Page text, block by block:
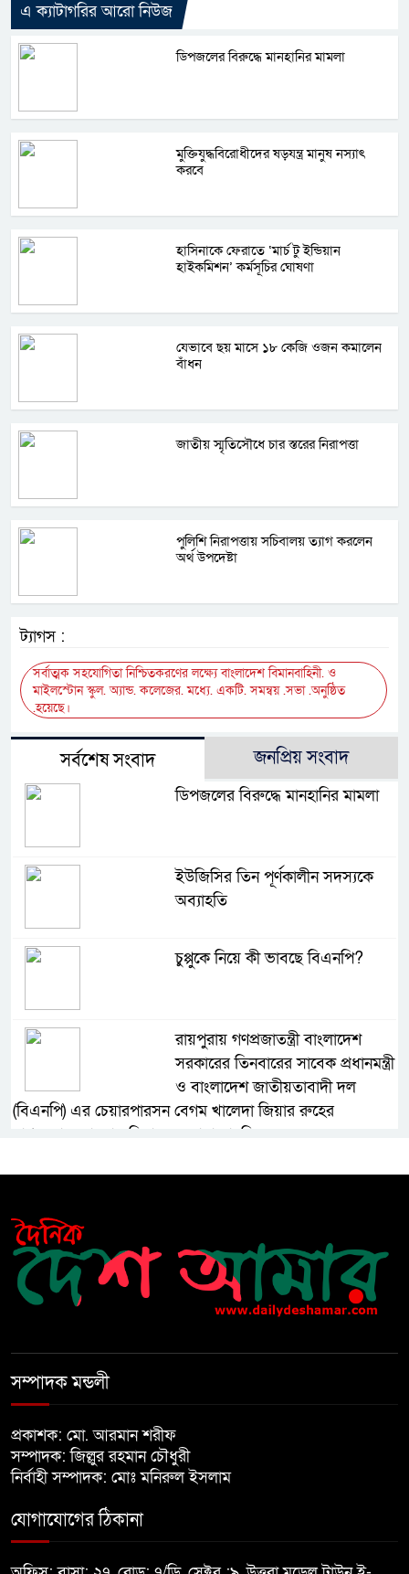
এ ক্যাটাগরির আরো নিউজ
ডিপজলের বিরুদ্ধে মানহানির মামলা
মুক্তিযুদ্ধবিরোধীদের ষড়যন্ত্র মানুষ নস্যাৎ
করবে
হাসিনাকে ফেরাতে ‘মার্চ টু ইন্ডিয়ান
হাইকমিশন’ কর্মসূচির ঘোষণা
যেভাবে ছয় মাসে ১৮ কেজি ওজন কমালেন
বাঁধন
জাতীয় স্মৃতিসৌধে চার স্তরের নিরাপত্তা
পুলিশি নিরাপত্তায় সচিবালয় ত্যাগ করলেন
অর্থ উপদেষ্টা
ট্যাগস :
সর্বাত্মক সহযোগিতা নিশ্চিতকরণের লক্ষ্যে বাংলাদেশ বিমানবাহিনী. ও
মাইলস্টোন স্কুল. অ্যান্ড. কলেজের. মধ্যে. একটি. সমন্বয় .সভা .অনুষ্ঠিত
.হয়েছে।
সর্বশেষ সংবাদ জনপ্রিয় সংবাদ
ডিপজলের বিরুদ্ধে মানহানির মামলা
ইউজিসির তিন পূর্ণকালীন সদস্যকে
অব্যাহতি
চুপ্পুকে নিয়ে কী ভাবছে বিএনপি?
রায়পুরায় গণপ্রজাতন্ত্রী বাংলাদেশ
সরকারের তিনবারের সাবেক প্রধানমন্ত্রী
ও বাংলাদেশ জাতীয়তাবাদী দল
(বিএনপি) এর চেয়ারপারসন বেগম খালেদা জিয়ার রুহের
মাগফেরাত কামনায় মিলাদ ও দোয়া মাহফিল
নির্বাচনের আগেই ফিরতে মরিয়া
‘পলাতক শক্তি’
খালেদা জিয়ার শারীরিক অবস্থা এখনো
অনিশ্চিত
সম্পাদক মন্ডলী
প্রকাশক: মো. আরমান শরীফ
সম্পাদক: জিল্লুর রহমান চৌধুরী
নির্বাহী সম্পাদক: মোঃ মনিরুল ইসলাম
যোগাযোগের ঠিকানা